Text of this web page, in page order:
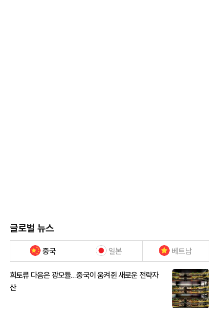
글로벌 뉴스
중국 일본 베트남
희토류 다음은 광모듈…중국이 움켜쥔 새로운 전략자
산